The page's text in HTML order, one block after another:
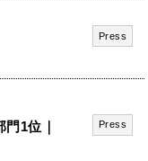
Press
1位｜
Press